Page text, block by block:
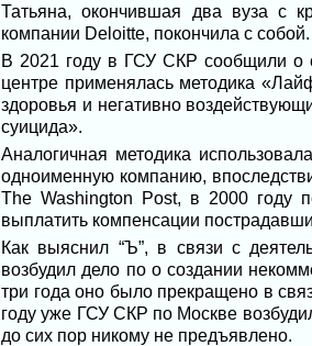
Татьяна, окончившая два вуза с
компании Deloitte, покончила с собой.
В 2021 году в ГСУ СКР сообщили о
центре применялась методика
здоровья и негативно
суицида».
Аналогичная методика
одноименную компанию,
The Washington Post, в 2000 году
выплатить компенсации
Как выяснил “Ъ”, в связи с
возбудил дело по о создании
три года оно было прекращено в
году уже ГСУ СКР по Москве
до сих пор никому не предъявлено.